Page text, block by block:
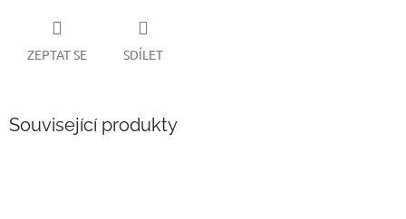
ZEPTAT SE SDÍLET
Související produkty